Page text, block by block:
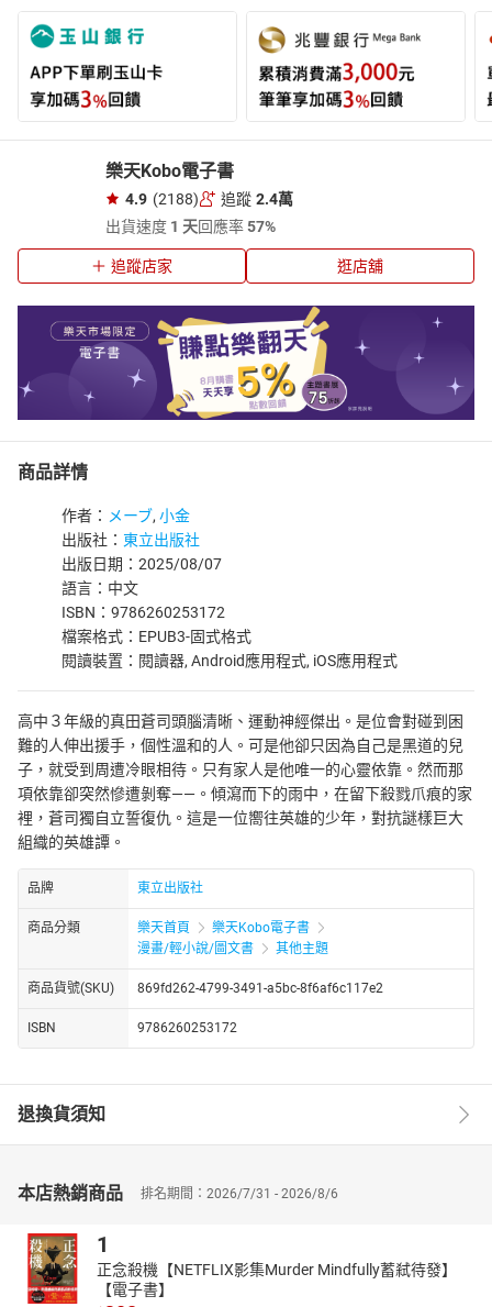
樂天Kobo電子書
4.9 (2188) 追蹤 2.4萬
出貨速度 1 天回應率57%
追蹤店家 逛店舖
商品詳情
作者： メーブ, 小金
出版社： 東立出版社
出版日期：2025/08/07
語言：中文
ISBN：9786260253172
檔案格式：EPUB3-固式格式
閱讀裝置：閱讀器, Android應用程式, iOS應用程式
高中３年級的真田蒼司頭腦清晰、運動神經傑出。是位會對碰到困
難的人伸出援手，個性溫和的人。可是他卻只因為自己是黑道的兒
子，就受到周遭冷眼相待。只有家人是他唯一的心靈依靠。然而那
項依靠卻突然慘遭剝奪——。傾瀉而下的雨中，在留下殺戮爪痕的家
裡，蒼司獨自立誓復仇。這是一位嚮往英雄的少年，對抗謎樣巨大
組織的英雄譚。
品牌 東立出版社
商品分類 樂天首頁
樂天Kobo電子書
漫畫/輕小說/圖文書
其他主題
商品貨號(SKU) 869fd262-4799-3491-a5bc-8f6af6c117e2
ISBN 9786260253172
退換貨須知
本店熱銷商品 排名期間：2026/7/31 - 2026/8/6
1
正念殺機【NETFLIX影集Murder Mindfully蓄弒待發】
【電子書】